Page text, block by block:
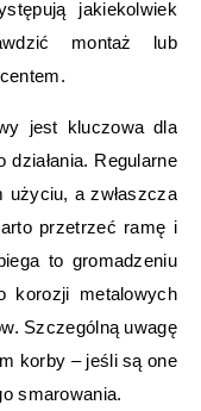
jakiekolwiek
montaż lub
jest kluczowa dla
działania. Regularne
a zwłaszcza
przetrzeć ramę i
to gromadzeniu
korozji metalowych
Szczególną uwagę
korby – jeśli są one
smarowania.